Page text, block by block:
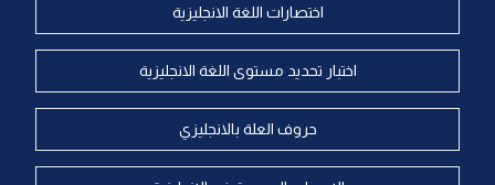
اختصارات اللغة الانجليزية
اختبار تحديد مستوى اللغة الانجليزية
حروف العلة بالانجليزي